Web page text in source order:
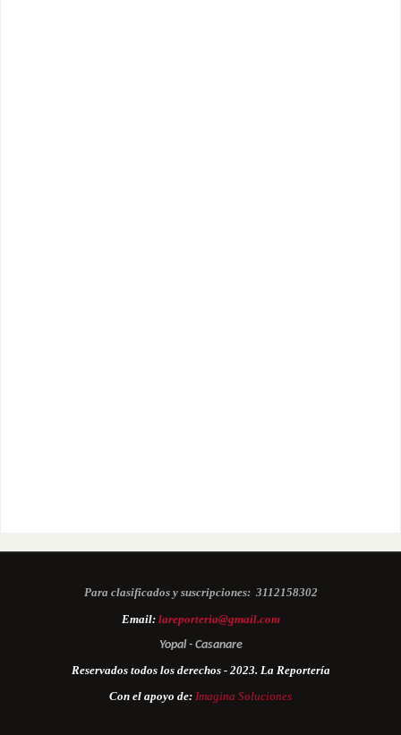
Para clasificados y suscripciones: 3112158302
Email: lareporteria@gmail.com
Yopal - Casanare
Reservados todos los derechos - 2023. La Reportería
Con el apoyo de: Imagina Soluciones